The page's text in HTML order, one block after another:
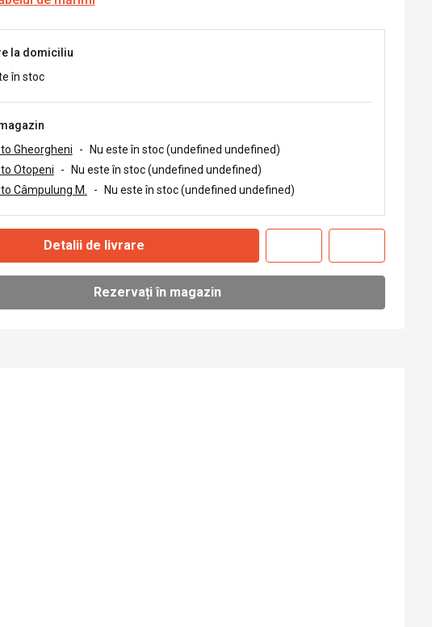
la domiciliu
în stoc
Gheorgheni
-
Nu este în stoc (undefined undefined)
Otopeni
-
Nu este în stoc (undefined undefined)
Câmpulung M.
- Nu este în stoc (undefined undefined)
Detalii de livrare
Rezervați în magazin